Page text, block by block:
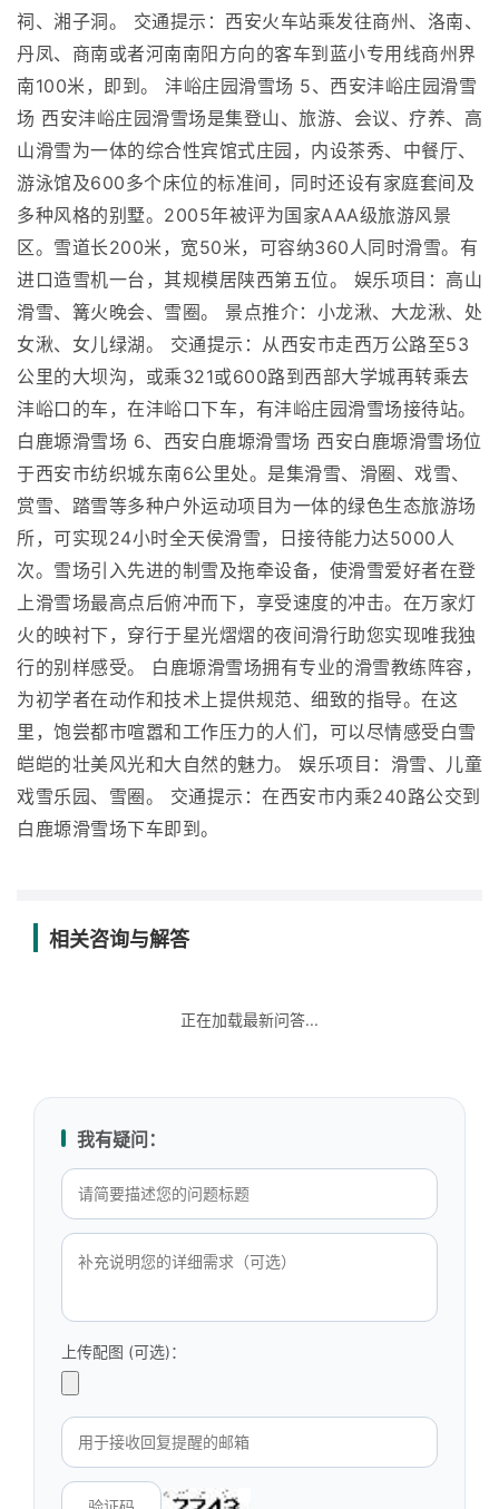
祠、湘子洞。 交通提示：西安火车站乘发往商州、洛南、
丹凤、商南或者河南南阳方向的客车到蓝小专用线商州界
南100米，即到。 沣峪庄园滑雪场 5、西安沣峪庄园滑雪
场 西安沣峪庄园滑雪场是集登山、旅游、会议、疗养、高
山滑雪为一体的综合性宾馆式庄园，内设茶秀、中餐厅、
游泳馆及600多个床位的标准间，同时还设有家庭套间及
多种风格的别墅。2005年被评为国家AAA级旅游风景
区。雪道长200米，宽50米，可容纳360人同时滑雪。有
进口造雪机一台，其规模居陕西第五位。 娱乐项目：高山
滑雪、篝火晚会、雪圈。 景点推介：小龙湫、大龙湫、处
女湫、女儿绿湖。 交通提示：从西安市走西万公路至53
公里的大坝沟，或乘321或600路到西部大学城再转乘去
沣峪口的车，在沣峪口下车，有沣峪庄园滑雪场接待站。
白鹿塬滑雪场 6、西安白鹿塬滑雪场 西安白鹿塬滑雪场位
于西安市纺织城东南6公里处。是集滑雪、滑圈、戏雪、
赏雪、踏雪等多种户外运动项目为一体的绿色生态旅游场
所，可实现24小时全天侯滑雪，日接待能力达5000人
次。雪场引入先进的制雪及拖牵设备，使滑雪爱好者在登
上滑雪场最高点后俯冲而下，享受速度的冲击。在万家灯
火的映衬下，穿行于星光熠熠的夜间滑行助您实现唯我独
行的别样感受。 白鹿塬滑雪场拥有专业的滑雪教练阵容，
为初学者在动作和技术上提供规范、细致的指导。在这
里，饱尝都市喧嚣和工作压力的人们，可以尽情感受白雪
皑皑的壮美风光和大自然的魅力。 娱乐项目：滑雪、儿童
戏雪乐园、雪圈。 交通提示：在西安市内乘240路公交到
白鹿塬滑雪场下车即到。
相关咨询与解答
正在加载最新问答...
我有疑问：
上传配图 (可选)：